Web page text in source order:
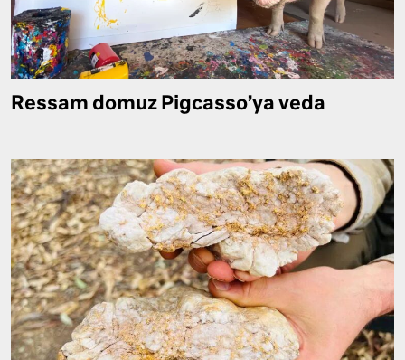
Ressam domuz Pigcasso’ya veda